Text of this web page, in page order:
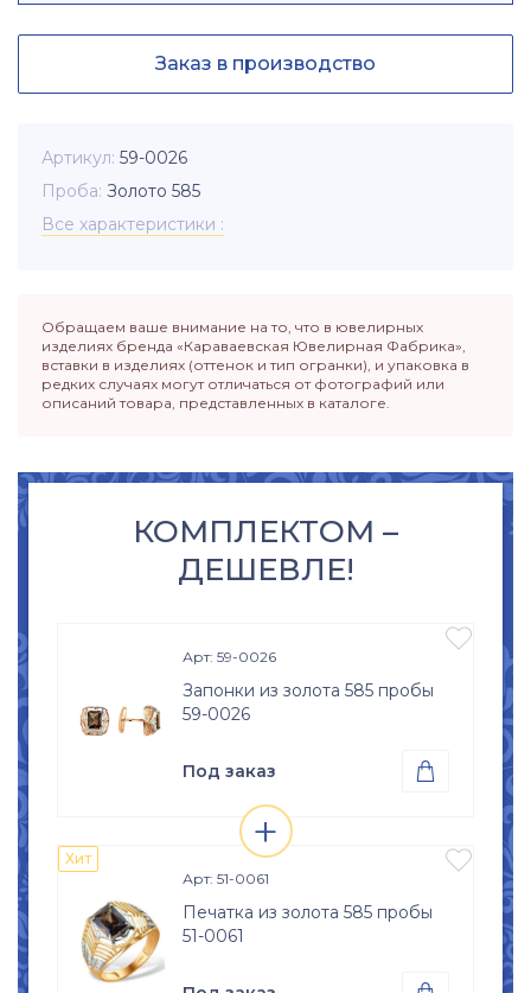
Заказ в производство
Артикул 59-0026
Проба Золото 585
Все характеристики
Обращаем ваше внимание на то, что в ювелирных
изделиях бренда «Караваевская Ювелирная Фабрика»,
вставки в изделиях (оттенок и тип огранки), и упаковка в
редких случаях могут отличаться от фотографий или
описаний товара, представленных в каталоге.
КОМПЛЕКТОМ –
ДЕШЕВЛЕ!

изделия
Арт: 59-0026
Запонки из золота 585 пробы
59-0026
Под заказ 
Золото 585
+
Хит 
Арт: 51-0061
Печатка из золота 585 пробы
51-0061